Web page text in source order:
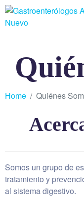
Home Quiénes
Somos un grupo de
tratamiento y
al sistema digestivo.